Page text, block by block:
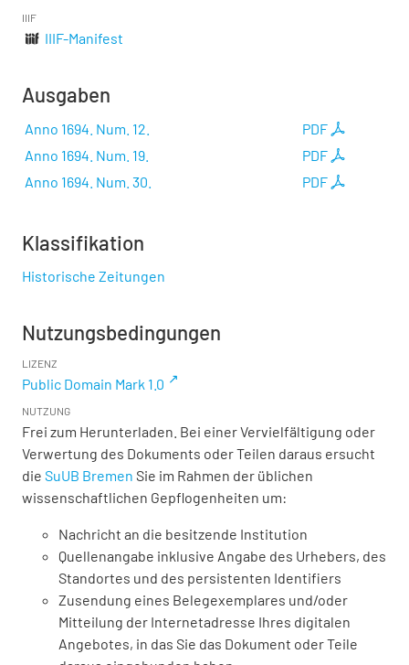
IIIF
IIIF-Manifest
Ausgaben
PDF
Anno 1694. Num. 12.
PDF
Anno 1694. Num. 19.
PDF
Anno 1694. Num. 30.
Klassifikation
Historische Zeitungen
Nutzungsbedingungen
LIZENZ
Public Domain Mark 1.0
NUTZUNG
Frei zum Herunterladen. Bei einer Vervielfältigung oder
Verwertung des Dokuments oder Teilen daraus ersucht
die SuUB Bremen Sie im Rahmen der üblichen
wissenschaftlichen Gepflogenheiten um:
Nachricht an die besitzende Institution
Quellenangabe inklusive Angabe des Urhebers, des
Standortes und des persistenten Identifiers
Zusendung eines Belegexemplares und/oder
Mitteilung der Internetadresse Ihres digitalen
Angebotes, in das Sie das Dokument oder Teile